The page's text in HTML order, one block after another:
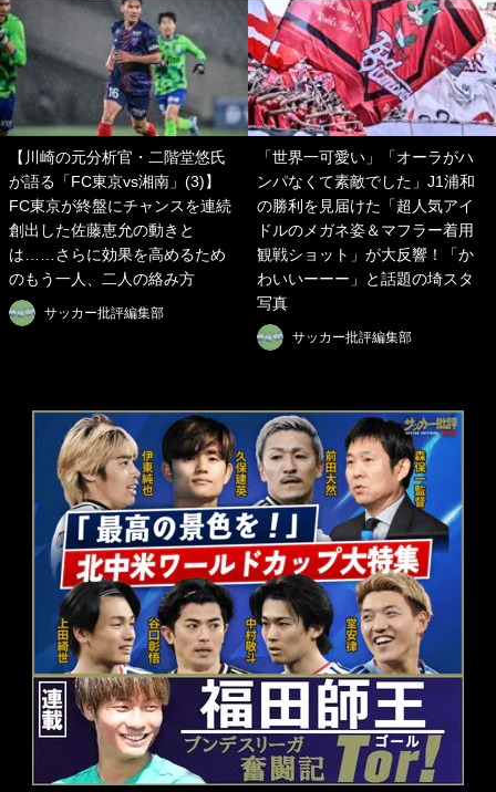
【川崎の元分析官・二階堂悠氏
が語る「FC東京vs湘南」(3)】
FC東京が終盤にチャンスを連続
創出した佐藤恵允の動きと
は……さらに効果を高めるため
のもう一人、二人の絡み方
サッカー批評編集部
「世界一可愛い」「オーラがハ
ンパなくて素敵でした」J1浦和
の勝利を見届けた「超人気アイ
ドルのメガネ姿＆マフラー着用
観戦ショット」が大反響！「か
わいいーーー」と話題の埼スタ
写真
サッカー批評編集部